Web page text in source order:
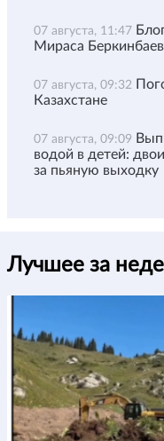
07 августа, 11:47
Мираса
07 августа, 09:32
Казахстане
07 августа, 09:09
водой в детей:
за пьяную выходку
Лучшее за